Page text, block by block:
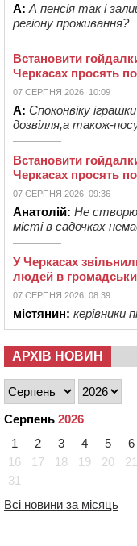
А: А пенсія так і
регіону проживання?
Встановити
Черкасах просять
07 СЕРПНЯ 2026, 10:09
А: Споконвіку
дозвілля,а також-
Встановити
Черкасах просять
07 СЕРПНЯ 2026, 09:36
Анатолій: Не
місті в садочках
У Черкасах
людей в
07 СЕРПНЯ 2026, 08:39
містянин: керівники
АРХІВ НОВИН
Серпень 2026
1
2 3 4 5 6
16
17 18 19 20 21
31
Всі новини за місяць